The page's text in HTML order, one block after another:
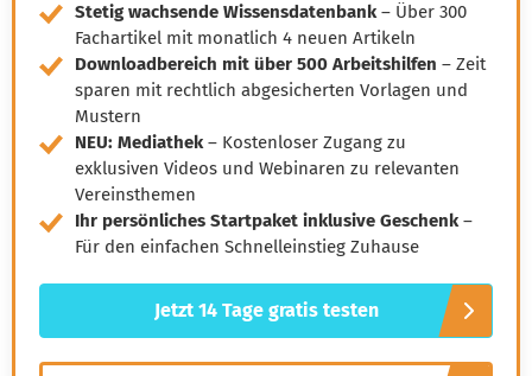
Stetig wachsende Wissensdatenbank– Über 300
Fachartikel mit monatlich 4 neuen Artikeln
Downloadbereich mit über 500 Arbeitshilfen – Zeit
sparen mit rechtlich abgesicherten Vorlagen und
Mustern
NEU: Mediathek– Kostenloser Zugang zu
exklusiven Videos und Webinaren zu relevanten
Vereinsthemen
Ihr persönliches Startpaket inklusive Geschenk–
Für den einfachen Schnelleinstieg Zuhause
Jetzt 14 Tage gratis testen